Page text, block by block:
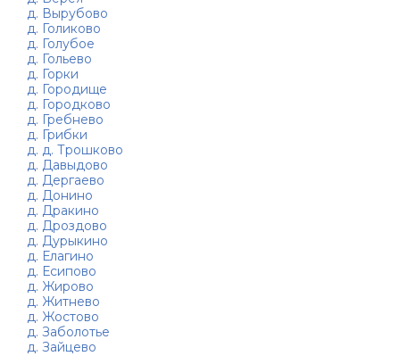
д. Вырубово
д. Голиково
д. Голубое
д. Гольево
д. Горки
д. Городище
д. Городково
д. Гребнево
д. Грибки
д. д. Трошково
д. Давыдово
д. Дергаево
д. Донино
д. Дракино
д. Дроздово
д. Дурыкино
д. Елагино
д. Есипово
д. Жирово
д. Житнево
д. Жостово
д. Заболотье
д. Зайцево